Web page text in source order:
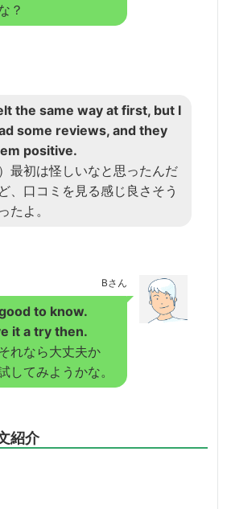
？
the same way at first, but I
some reviews, and they
positive.
最初は怪しいなと思ったんだ
、口コミを見る感じ良さそう
たよ。
Bさん
to know.
it a try then.
れなら大丈夫か
してみようかな。
紹介